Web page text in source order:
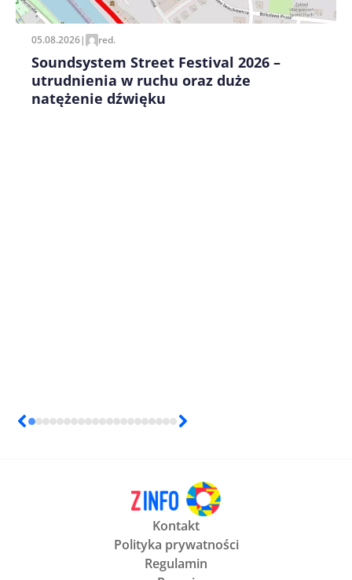
05.08.2026| red.
Soundsystem Street Festival 2026 –
utrudnienia w ruchu oraz duże
natężenie dźwięku
Kontakt
Polityka prywatności
Regulamin